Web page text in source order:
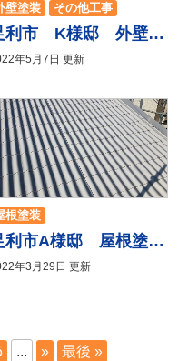
足利市 K様邸 外壁塗装工事、小屋解体工事、破風板板金、雨樋工事
年5月7日 更新
壁塗装 その他工事
足利市A様邸 屋根塗装工事
年3月29日 更新
根塗装
... » 最後 »